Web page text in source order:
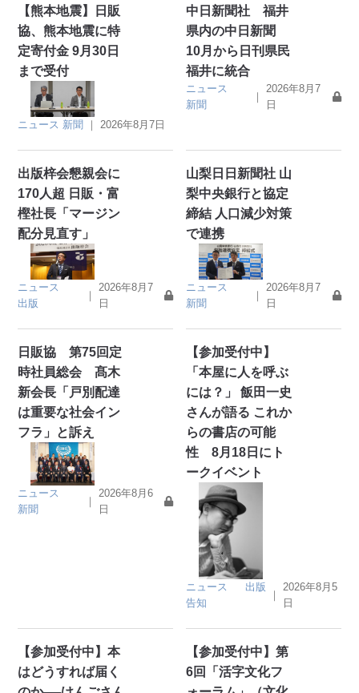
【熊本地震】日販
協、熊本地震に特
定寄付金 9月30日
まで受付
ニュース 新聞 ｜2026年8月7日
中日新聞社 福井
県内の中日新聞
10月から日刊県民
福井に統合
ニュース
新聞
｜
2026年8月7
日
出版梓会懇親会に
170人超 日販・富
樫社長「マージン
配分見直す」
ニュース
出版
｜
2026年8月7
日
山梨日日新聞社 山
梨中央銀行と協定
締結 人口減少対策
で連携
ニュース
新聞
｜
2026年8月7
日
日販協 第75回定
時社員総会 髙木
新会長「戸別配達
は重要な社会イン
フラ」と訴え
ニュース
新聞
｜
2026年8月6
日
【参加受付中】
「本屋に人を呼ぶ
には？」 飯田一史
さんが語る これか
らの書店の可能
性 8月18日にト
ークイベント
ニュース
出版
告知
｜
2026年8月5
日
【参加受付中】本
はどうすれば届く
【参加受付中】第
6回「活字文化フ